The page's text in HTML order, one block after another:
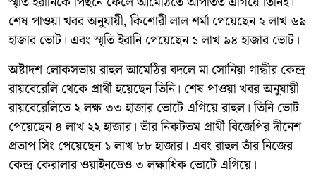
শেষ পাওয়া খবর অনুযায়ী, কিশোরী লাল শর্মা পেয়েছেন ২ লাখ ৬৯
হাজার ভোট। এবং স্মৃতি ইরানি পেয়েছেন ১ লাখ ৯৪ হাজার ভোট।
অষ্টাদশ লোকসভায় রাহুল আমেঠির বদলে মা সোনিয়া গান্ধীর কেন্দ্র
রায়বেরেলি থেকে প্রার্থী হয়েছেন তিনি। শেষ পাওয়া খবর অনুযায়ী
রায়বেরেলিতে ২ লক্ষ ৩৩ হাজার ভোটে এগিয়ে রাহুল। তিনি ভোট
পেয়েছেন ৪ লাখ ২২ হাজার। তাঁর নিকটতম প্রার্থী বিজেপির দীনেশ
প্রতাপ সিং পেয়েছেন ১ লাখ ৮৮ হাজার। এবং রাহুল তাঁর নিজের
কেন্দ্র কেরালার ওয়াইনডেও ৩ লক্ষাধিক ভোটে এগিয়ে।